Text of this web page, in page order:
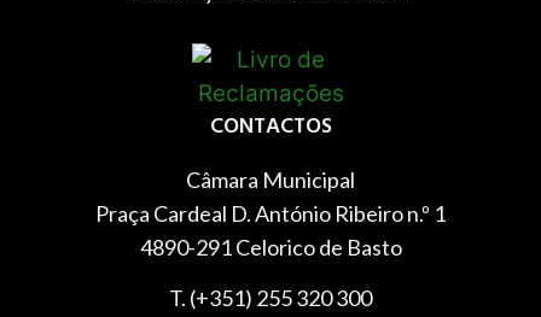
CONTACTOS
Câmara Municipal
Praça Cardeal D. António Ribeiro n.º 1
4890-291 Celorico de Basto
T. (+351) 255 320 300